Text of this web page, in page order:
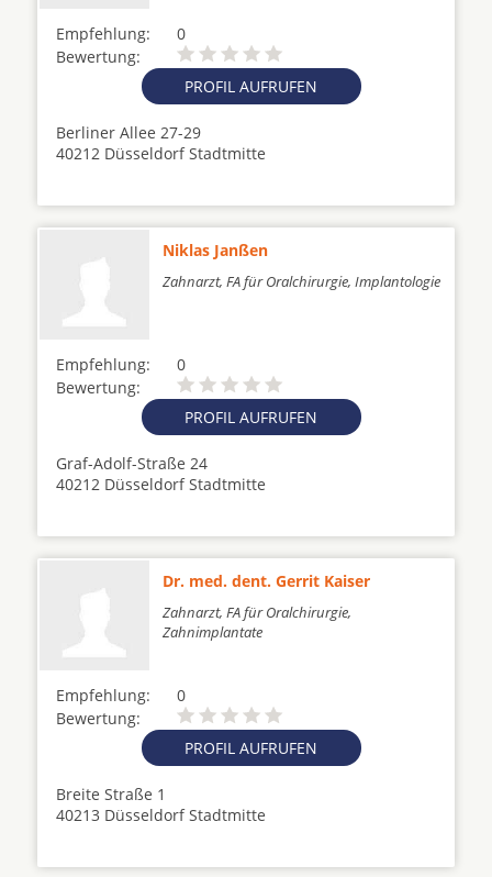
Empfehlung:
0
Bewertung:
PROFIL AUFRUFEN
Berliner Allee 27-29
40212 Düsseldorf Stadtmitte
Niklas Janßen
Zahnarzt, FA für Oralchirurgie, Implantologie
Empfehlung:
0
Bewertung:
PROFIL AUFRUFEN
Graf-Adolf-Straße 24
40212 Düsseldorf Stadtmitte
Dr. med. dent. Gerrit Kaiser
Zahnarzt, FA für Oralchirurgie,
Zahnimplantate
Empfehlung:
0
Bewertung:
PROFIL AUFRUFEN
Breite Straße 1
40213 Düsseldorf Stadtmitte